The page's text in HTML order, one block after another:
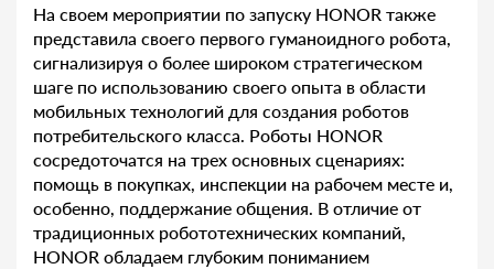
На своем мероприятии по запуску HONOR также
представила своего первого гуманоидного робота,
сигнализируя о более широком стратегическом
шаге по использованию своего опыта в области
мобильных технологий для создания роботов
потребительского класса. Роботы HONOR
сосредоточатся на трех основных сценариях:
помощь в покупках, инспекции на рабочем месте и,
особенно, поддержание общения. В отличие от
традиционных робототехнических компаний,
HONOR обладаем глубоким пониманием